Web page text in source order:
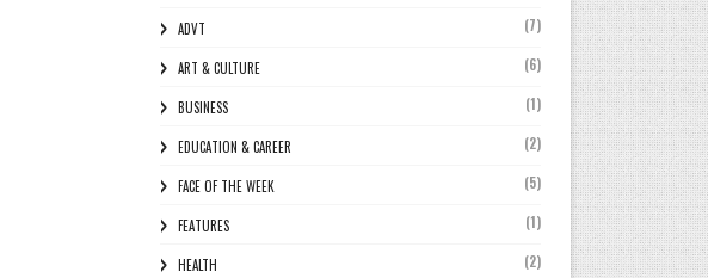
ADVT (7)
ART & CULTURE (6)
BUSINESS (1)
EDUCATION & CAREER (2)
FACE OF THE WEEK (5)
FEATURES (1)
HEALTH (2)